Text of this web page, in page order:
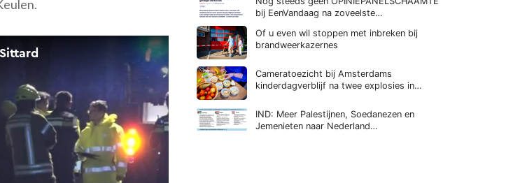
bij EenVandaag na zoveelste…
Of u even wil stoppen met inbreken bij
brandweerkazernes
Cameratoezicht bij Amsterdams
kinderdagverblijf na twee explosies in…
IND: Meer Palestijnen, Soedanezen en
Jemenieten naar Nederland…